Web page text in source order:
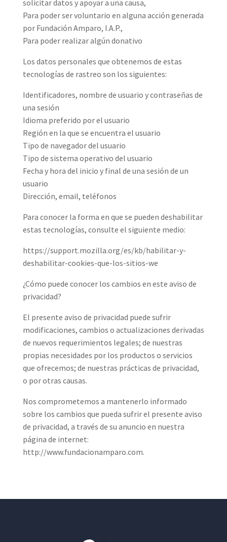
solicitar datos y apoyar a una causa,
Para poder ser voluntario en alguna acción generada
por Fundación Amparo, I.A.P.,
Para poder realizar algún donativo
Los datos personales que obtenemos de estas
tecnologías de rastreo son los siguientes:
Identificadores, nombre de usuario y contraseñas de
una sesión
Idioma preferido por el usuario
Región en la que se encuentra el usuario
Tipo de navegador del usuario
Tipo de sistema operativo del usuario
Fecha y hora del inicio y final de una sesión de un
usuario
Dirección, email, teléfonos
Para conocer la forma en que se pueden deshabilitar
estas tecnologías, consulte el siguiente medio:
https://support.mozilla.org/es/kb/habilitar-y-
deshabilitar-cookies-que-los-sitios-we
¿Cómo puede conocer los cambios en este aviso de
privacidad?
El presente aviso de privacidad puede sufrir
modificaciones, cambios o actualizaciones derivadas
de nuevos requerimientos legales; de nuestras
propias necesidades por los productos o servicios
que ofrecemos; de nuestras prácticas de privacidad,
o por otras causas.
Nos comprometemos a mantenerlo informado
sobre los cambios que pueda sufrir el presente aviso
de privacidad, a través de su anuncio en nuestra
página de internet:
http://www.fundacionamparo.com.